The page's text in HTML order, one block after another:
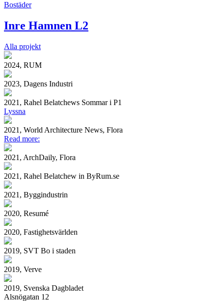
Bostäder
Inre Hamnen L2
Alla projekt
2024, RUM
2023, Dagens Industri
2021, Rahel Belatchews Sommar i P1
Lyssna
2021, World Architecture News, Flora
Read more:
2021, ArchDaily, Flora
2021, Rahel Belatchew in ByRum.se
2021, Byggindustrin
2020, Resumé
2020, Fastighetsvärlden
2019, SVT Bo i staden
2019, Verve
2019, Svenska Dagbladet
Alsnögatan 12